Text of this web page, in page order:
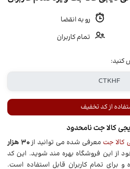
رو به انقضا
تمام کاربران
کنید:
از کد تخفیف
کالا جت معرفی شده می توانید از
30 هزار
از این فروشگاه بهره مند شوید. این کد
برای تمام کاربران قابل استفاده است.